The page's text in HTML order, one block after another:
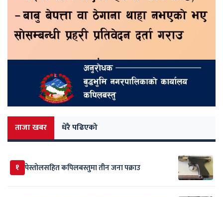
ताजा खबर धेरै पढिएको
१ पेस्तोलसहित कपिलबस्तुमा तीन जना पक्राउ